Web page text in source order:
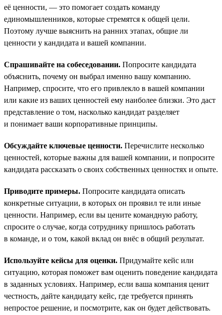
её ценности, — это помогает создать команду
единомышленников, которые стремятся к общей цели.
Поэтому лучше выяснить на ранних этапах, общие ли
ценности у кандидата и вашей компании.
Спрашивайте на собеседовании. Попросите кандидата
объяснить, почему он выбрал именно вашу компанию.
Например, спросите, что его привлекло в вашей компании
или какие из ваших ценностей ему наиболее близки. Это даст
представление о том, насколько кандидат разделяет
и понимает ваши корпоративные принципы.
Обсуждайте ключевые ценности. Перечислите несколько
ценностей, которые важны для вашей компании, и попросите
кандидата рассказать о своих собственных ценностях и опыте.
Приводите примеры. Попросите кандидата описать
конкретные ситуации, в которых он проявил те или иные
ценности. Например, если вы цените командную работу,
спросите о случае, когда сотруднику пришлось работать
в команде, и о том, какой вклад он внёс в общий результат.
Используйте кейсы для оценки. Придумайте кейс или
ситуацию, которая поможет вам оценить поведение кандидата
в заданных условиях. Например, если ваша компания ценит
честность, дайте кандидату кейс, где требуется принять
непростое решение, и посмотрите, как он будет действовать.